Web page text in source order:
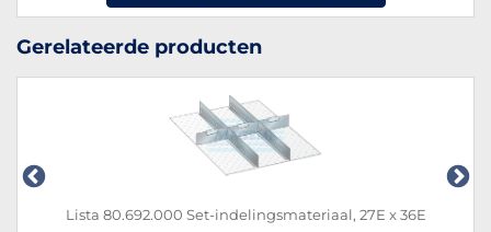
Gerelateerde producten
Lista 80.692.000 Set-indelingsmateriaal, 27E x 36E